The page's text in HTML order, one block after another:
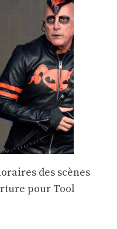
des scènes
pour Tool